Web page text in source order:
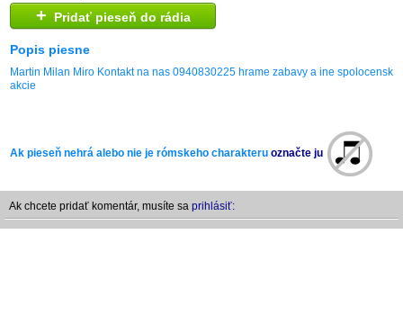
+ Pridať pieseň do rádia
Popis piesne
Martin Milan Miro Kontakt na nas 0940830225 hrame zabavy a ine spolocenske
akcie
Ak pieseň nehrá alebo nie je rómskeho charakteru označte ju
Ak chcete pridať komentár, musíte sa prihlásiť: